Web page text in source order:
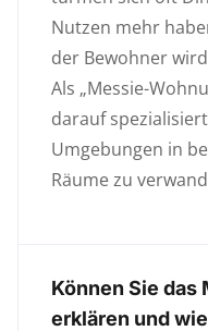
Nutzen mehr
der Bewohner
Als „Messie-
darauf
Umgebungen in
Räume zu
Können Sie
erklären und